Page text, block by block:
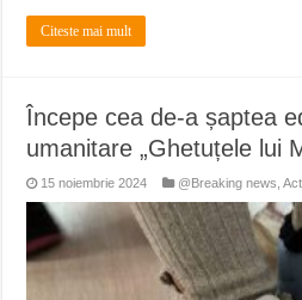
Citeste mai mult
Începe cea de-a șaptea
umanitare „Ghetuțele lui
15 noiembrie 2024 @Breaking news ,